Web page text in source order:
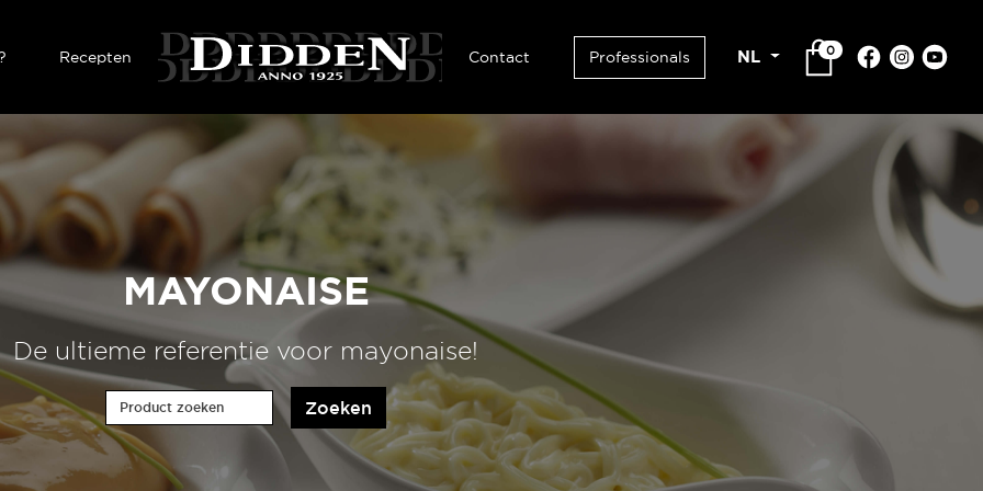
Recepten Contact Professionals NL 0
MAYONAISE
De ultieme referentie voor mayonaise!
Product zoeken